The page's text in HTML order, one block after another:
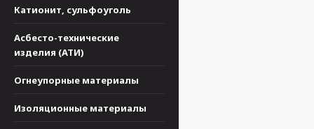
Катионит, сульфоуголь
Асбесто-технические
изделия (АТИ)
Огнеупорные материалы
Изоляционные материалы